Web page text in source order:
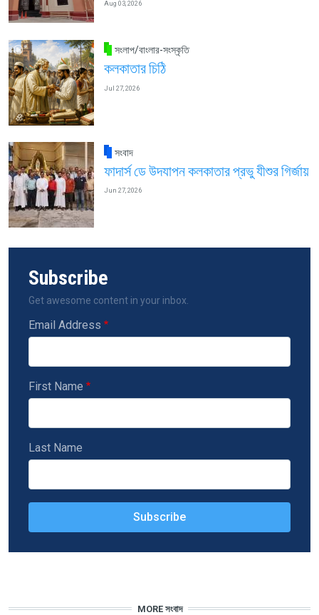
Aug 03, 2026
সংলাপ/বাংলার-সংস্কৃতি
কলকাতার চিঠি
Jul 27, 2026
সংবাদ
ফাদার্স ডে উদযাপন কলকাতার প্রভু যীশুর গির্জায়
Jun 27, 2026
Subscribe
Get awesome content in your inbox.
Email Address
First Name
Last Name
MORE সংবাদ